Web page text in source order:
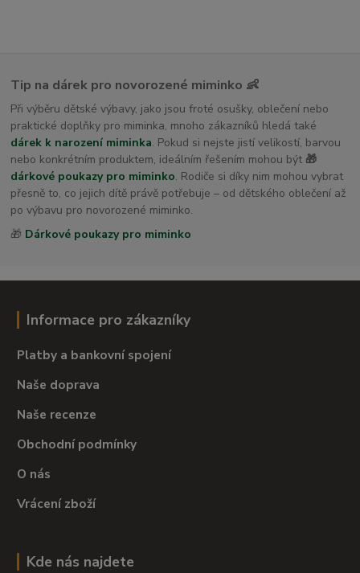
Tip na dárek pro novorozené miminko 👶
Při výběru dětské výbavy, jako jsou froté osušky, oblečení nebo
praktické doplňky pro miminka, mnoho zákazníků hledá také
dárek k narození miminka. Pokud si nejste jistí velikostí, barvou
nebo konkrétním produktem, ideálním řešením mohou být 🎁
dárkové poukazy pro miminko. Rodiče si díky nim mohou vybrat
přesně to, co jejich dítě právě potřebuje – od dětského oblečení až
po výbavu pro novorozené miminko.
🎁 Dárkové poukazy pro miminko
Informace pro zákazníky
Platby a bankovní spojení
Naše doprava
Naše recenze
Obchodní podmínky
O nás
Vrácení zboží
Kde nás najdete